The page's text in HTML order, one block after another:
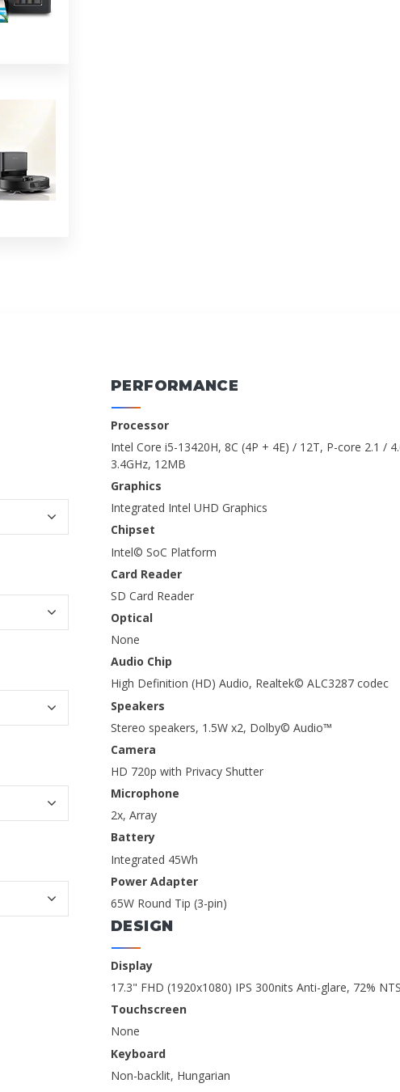
PERFORMANCE
Processor
Intel Core i5-13420H, 8C (4P + 4E) / 12T, P-core 2.1 /
3.4GHz, 12MB
Graphics
Integrated Intel UHD Graphics
Chipset
Intel© SoC Platform
Card Reader
SD Card Reader
Optical
None
Audio Chip
High Definition (HD) Audio, Realtek© ALC3287 codec
Speakers
Stereo speakers, 1.5W x2, Dolby© Audio™
Camera
HD 720p with Privacy Shutter
Microphone
2x, Array
Battery
Integrated 45Wh
Power Adapter
65W Round Tip (3-pin)
DESIGN
Display
17.3" FHD (1920x1080) IPS 300nits Anti-glare, 72%
Touchscreen
None
Keyboard
Non-backlit, Hungarian